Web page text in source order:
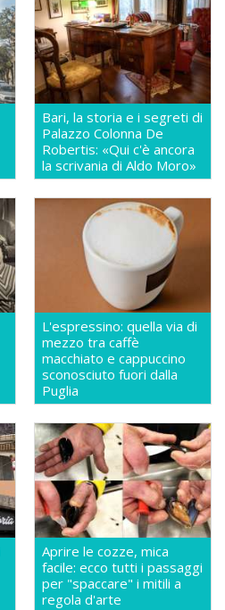
Bari, la storia e i segreti di
Palazzo Colonna De
Robertis: «Qui c'è ancora
la scrivania di Aldo Moro»
L'espressino: quella via di
mezzo tra caffè
macchiato e cappuccino
sconosciuto fuori dalla
Puglia
Aprire le cozze, mica
facile: ecco tutti i passaggi
per "spaccare" i mitili a
regola d'arte